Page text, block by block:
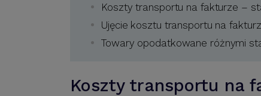
Koszty transportu na fakturze –
Ujęcie kosztu transportu na
Towary opodatkowane różnymi
Koszty transportu na